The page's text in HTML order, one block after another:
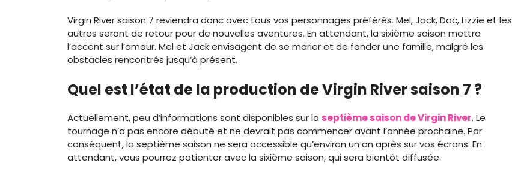
Virgin River saison 7 reviendra donc avec tous vos personnages préférés. Mel, Jack, Doc, Lizzie et les
autres seront de retour pour de nouvelles aventures. En attendant, la sixième saison mettra
l’accent sur l’amour. Mel et Jack envisagent de se marier et de fonder une famille, malgré les
obstacles rencontrés jusqu’à présent.
Quel est l’état de la production de Virgin River saison 7 ?
Actuellement, peu d’informations sont disponibles sur la septième saison de Virgin River. Le
tournage n’a pas encore débuté et ne devrait pas commencer avant l’année prochaine. Par
conséquent, la septième saison ne sera accessible qu’environ un an après sur vos écrans. En
attendant, vous pourrez patienter avec la sixième saison, qui sera bientôt diffusée.